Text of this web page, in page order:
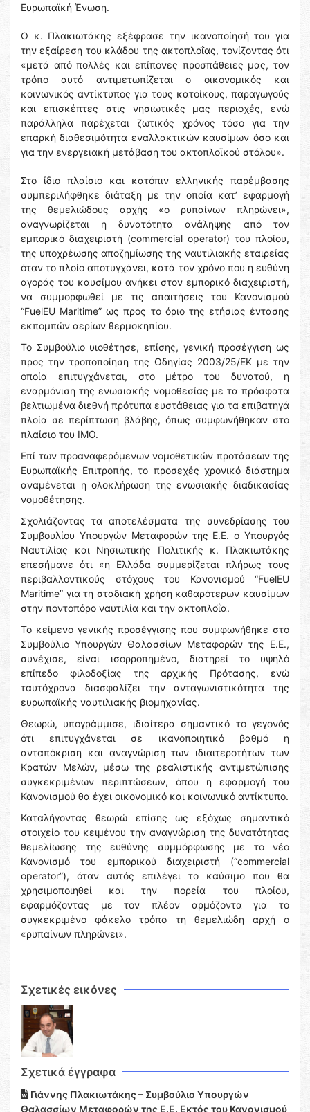
Ευρωπαϊκή Ένωση.
Ο κ. Πλακιωτάκης εξέφρασε την ικανοποίησή του για
την εξαίρεση του κλάδου της ακτοπλοΐας, τονίζοντας ότι
«μετά από πολλές και επίπονες προσπάθειες μας, τον
τρόπο αυτό αντιμετωπίζεται ο οικονομικός και
κοινωνικός αντίκτυπος για τους κατοίκους, παραγωγούς
και επισκέπτες στις νησιωτικές μας περιοχές, ενώ
παράλληλα παρέχεται ζωτικός χρόνος τόσο για την
επαρκή διαθεσιμότητα εναλλακτικών καυσίμων όσο και
για την ενεργειακή μετάβαση του ακτοπλοϊκού στόλου».
Στο ίδιο πλαίσιο και κατόπιν ελληνικής παρέμβασης
συμπεριλήφθηκε διάταξη με την οποία κατ’ εφαρμογή
της θεμελιώδους αρχής «ο ρυπαίνων πληρώνει»,
αναγνωρίζεται η δυνατότητα ανάληψης από τον
εμπορικό διαχειριστή (commercial operator) του πλοίου,
της υποχρέωσης αποζημίωσης της ναυτιλιακής εταιρείας
όταν το πλοίο αποτυγχάνει, κατά τον χρόνο που η ευθύνη
αγοράς του καυσίμου ανήκει στον εμπορικό διαχειριστή,
να συμμορφωθεί με τις απαιτήσεις του Κανονισμού
“FuelEU Maritime” ως προς το όριο της ετήσιας έντασης
εκπομπών αερίων θερμοκηπίου.
Το Συμβούλιο υιοθέτησε, επίσης, γενική προσέγγιση ως
προς την τροποποίηση της Οδηγίας 2003/25/ΕΚ με την
οποία επιτυγχάνεται, στο μέτρο του δυνατού, η
εναρμόνιση της ενωσιακής νομοθεσίας με τα πρόσφατα
βελτιωμένα διεθνή πρότυπα ευστάθειας για τα επιβατηγά
πλοία σε περίπτωση βλάβης, όπως συμφωνήθηκαν στο
πλαίσιο του ΙΜΟ.
Επί των προαναφερόμενων νομοθετικών προτάσεων της
Ευρωπαϊκής Επιτροπής, το προσεχές χρονικό διάστημα
αναμένεται η ολοκλήρωση της ενωσιακής διαδικασίας
νομοθέτησης.
Σχολιάζοντας τα αποτελέσματα της συνεδρίασης του
Συμβουλίου Υπουργών Μεταφορών της Ε.Ε. ο Υπουργός
Ναυτιλίας και Νησιωτικής Πολιτικής κ. Πλακιωτάκης
επεσήμανε ότι «η Ελλάδα συμμερίζεται πλήρως τους
περιβαλλοντικούς στόχους του Κανονισμού “FuelEU
Maritime” για τη σταδιακή χρήση καθαρότερων καυσίμων
στην ποντοπόρο ναυτιλία και την ακτοπλοΐα.
Το κείμενο γενικής προσέγγισης που συμφωνήθηκε στο
Συμβούλιο Υπουργών Θαλασσίων Μεταφορών της Ε.Ε.,
συνέχισε, είναι ισορροπημένο, διατηρεί το υψηλό
επίπεδο φιλοδοξίας της αρχικής Πρότασης, ενώ
ταυτόχρονα διασφαλίζει την ανταγωνιστικότητα της
ευρωπαϊκής ναυτιλιακής βιομηχανίας.
Θεωρώ, υπογράμμισε, ιδιαίτερα σημαντικό το γεγονός
ότι επιτυγχάνεται σε ικανοποιητικό βαθμό η
ανταπόκριση και αναγνώριση των ιδιαιτεροτήτων των
Κρατών Μελών, μέσω της ρεαλιστικής αντιμετώπισης
συγκεκριμένων περιπτώσεων, όπου η εφαρμογή του
Κανονισμού θα έχει οικονομικό και κοινωνικό αντίκτυπο.
Καταλήγοντας θεωρώ επίσης ως εξόχως σημαντικό
στοιχείο του κειμένου την αναγνώριση της δυνατότητας
θεμελίωσης της ευθύνης συμμόρφωσης με το νέο
Κανονισμό του εμπορικού διαχειριστή (“commercial
operator”), όταν αυτός επιλέγει το καύσιμο που θα
χρησιμοποιηθεί και την πορεία του πλοίου,
εφαρμόζοντας με τον πλέον αρμόζοντα για το
συγκεκριμένο φάκελο τρόπο τη θεμελιώδη αρχή ο
«ρυπαίνων πληρώνει».
Σχετικές εικόνες
Σχετικά έγγραφα
Γιάννης Πλακιωτάκης – Συμβούλιο Υπουργών
Θαλασσίων Μεταφορών της Ε.Ε. Εκτός του Κανονισμού